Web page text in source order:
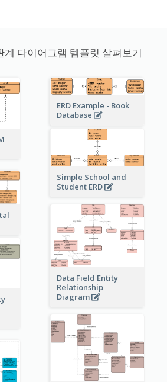
계 다이어그램 템플릿 살펴보기
ERD Example - Book
Database
Simple School and
Student ERD
Data Field Entity
Relationship
Diagram